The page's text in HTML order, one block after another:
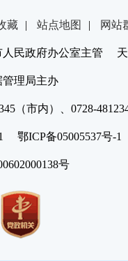
藏 | 站点地图 | 网站
民政府办公室主管 天
管理局主办
（市内）、0728-
鄂ICP备05005537号
号